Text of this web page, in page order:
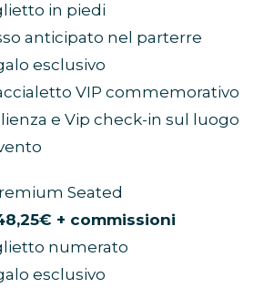
in piedi
anticipato nel parterre
esclusivo
VIP commemorativo
e Vip check-in sul luogo
Seated
+ commissioni
numerato
esclusivo